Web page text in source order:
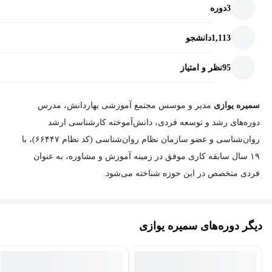
چون هر روزی که برای ساختن خودت منتظر بمونی، فرصتیه که از
✨ تصمیم با توست...
اگر آماده‌ای، همین حالا ثبت‌نام کن و سفر خودشناسی و رشدت رو
شروع کن.
ما فقط یک‌بار زندگی می‌کنیم، اما می‌تونیم همین یک‌بار رو طوری
بسازیم که رؤیایی باشه.
منتظرت هستم...
3دوره
1,113دانشجو
95نظر و امتیاز
سمیره یوازی مدیر و موسس مجتمع آموزشی بهاردانش، مدرس
دوره‌های رشد و توسعه فردی، دانش‌آموخته کارشناسی ارشد
روان‌شناسی و عضو سازمان نظام روان‌شناسی (کد نظام ۶۶۴۴۷)، با
۱۹ سال سابقه کاری موفق در زمینه آموزش و مشاوره، به عنوان
فردی متخصص در این حوزه شناخته می‌شود.
مختلفی در زمینه خودشناسی، مهارت‌های ارتباطی، مهارت‌های زندگی و
دیگر دوره‌های سمیره یوازی